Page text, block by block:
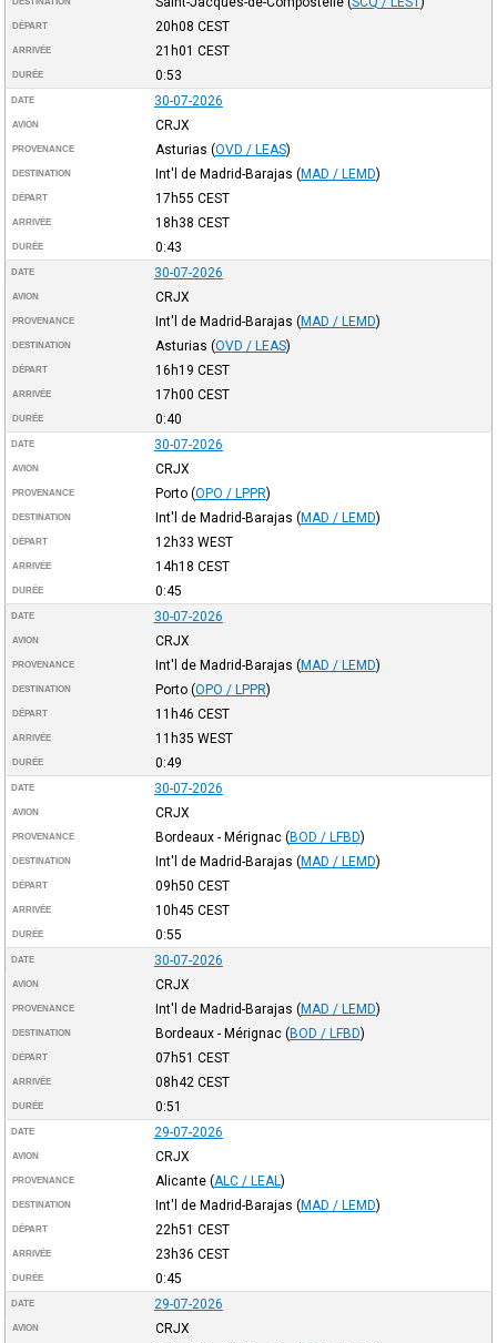
DÉPART 20h08 CEST
ARRIVÉE 21h01 CEST
DURÉE 0:53
DATE 30-07-2026
AVION CRJX
PROVENANCE Asturias (OVD / LEAS)
DESTINATION Int'l de Madrid-Barajas (MAD / LEMD)
DÉPART 17h55 CEST
ARRIVÉE 18h38 CEST
DURÉE 0:43
DATE 30-07-2026
AVION CRJX
PROVENANCE Int'l de Madrid-Barajas (MAD / LEMD)
DESTINATION Asturias (OVD / LEAS)
DÉPART 16h19 CEST
ARRIVÉE 17h00 CEST
DURÉE 0:40
DATE 30-07-2026
AVION CRJX
PROVENANCE Porto (OPO / LPPR)
DESTINATION Int'l de Madrid-Barajas (MAD / LEMD)
DÉPART 12h33 WEST
ARRIVÉE 14h18 CEST
DURÉE 0:45
DATE 30-07-2026
AVION CRJX
PROVENANCE Int'l de Madrid-Barajas (MAD / LEMD)
DESTINATION Porto (OPO / LPPR)
DÉPART 11h46 CEST
ARRIVÉE 11h35 WEST
DURÉE 0:49
DATE 30-07-2026
AVION CRJX
PROVENANCE Bordeaux - Mérignac (BOD / LFBD)
DESTINATION Int'l de Madrid-Barajas (MAD / LEMD)
DÉPART 09h50 CEST
ARRIVÉE 10h45 CEST
DURÉE 0:55
DATE 30-07-2026
AVION CRJX
PROVENANCE Int'l de Madrid-Barajas (MAD / LEMD)
DESTINATION Bordeaux - Mérignac (BOD / LFBD)
DÉPART 07h51 CEST
ARRIVÉE 08h42 CEST
DURÉE 0:51
DATE 29-07-2026
AVION CRJX
PROVENANCE Alicante (ALC / LEAL )
DESTINATION Int'l de Madrid-Barajas (MAD / LEMD)
DÉPART 22h51 CEST
ARRIVÉE 23h36 CEST
DURÉE 0:45
DATE 29-07-2026
AVION CRJX